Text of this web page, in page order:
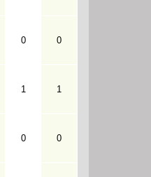
0 0
1 1
0 0